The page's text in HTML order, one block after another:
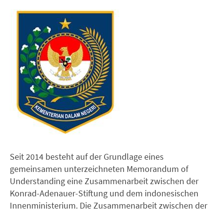
Seit 2014 besteht auf der Grundlage eines
gemeinsamen unterzeichneten Memorandum of
Understanding eine Zusammenarbeit zwischen der
Konrad-Adenauer-Stiftung und dem indonesischen
Innenministerium. Die Zusammenarbeit zwischen der